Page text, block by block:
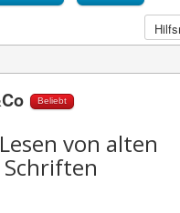
Beliebt
von alten